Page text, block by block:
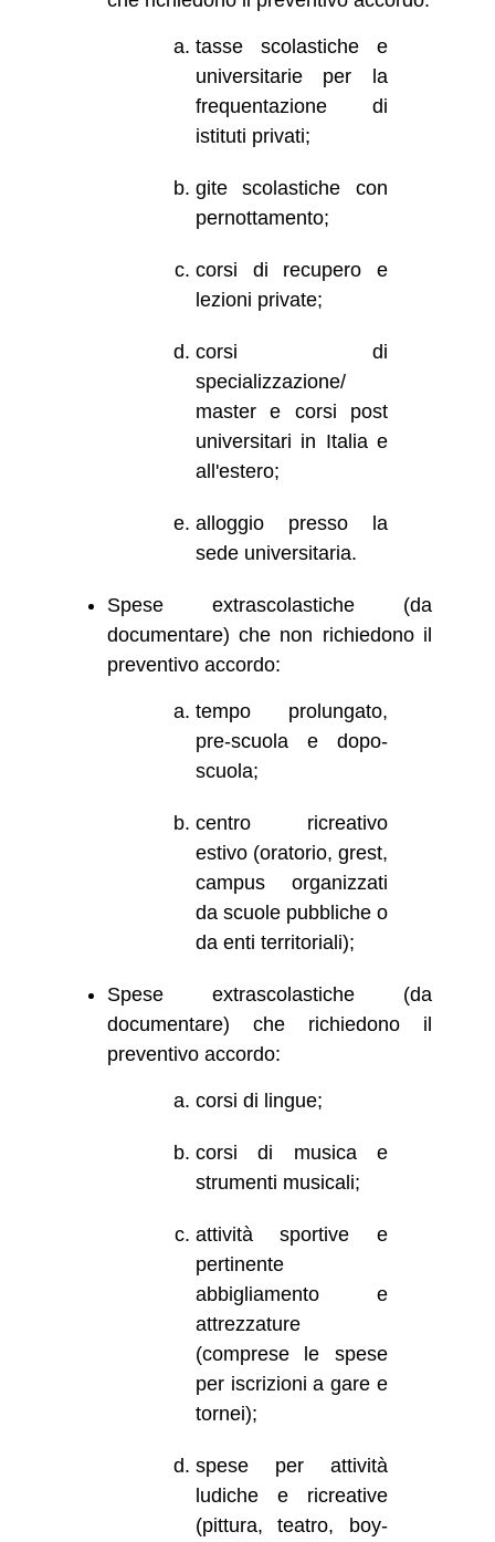
tasse scolastiche e
universitarie per la
frequentazione di
istituti privati;
gite scolastiche con
pernottamento;
corsi di recupero e
lezioni private;
corsi di
specializzazione/
master e corsi post
universitari in Italia e
all'estero;
alloggio presso la
sede universitaria.
Spese extrascolastiche (da
documentare) che non richiedono il
preventivo accordo:
tempo prolungato,
pre-scuola e dopo-
scuola;
centro ricreativo
estivo (oratorio, grest,
campus organizzati
da scuole pubbliche o
da enti territoriali);
Spese extrascolastiche (da
documentare) che richiedono il
preventivo accordo:
corsi di lingue;
corsi di musica e
strumenti musicali;
attività sportive e
pertinente
abbigliamento e
attrezzature
(comprese le spese
per iscrizioni a gare e
tornei);
spese per attività
ludiche e ricreative
(pittura, teatro, boy-